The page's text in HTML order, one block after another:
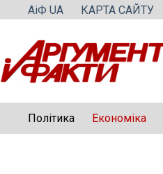
Перейти
вмісту
АіФ UA КАРТА САЙТУ
Політика Економіка